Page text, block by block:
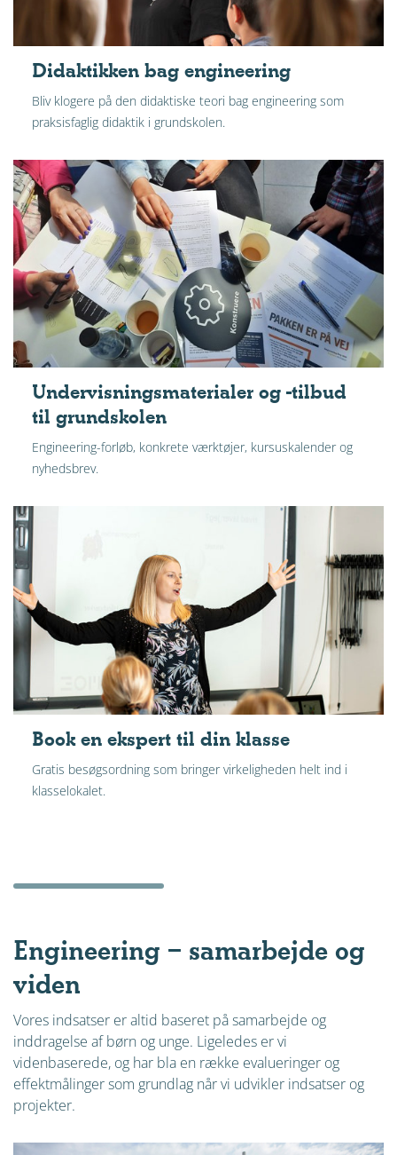
Didaktikken bag engineering
Bliv klogere på den didaktiske teori bag engineering som
praksisfaglig didaktik i grundskolen.
Undervisnings­materialer og -tilbud
til grundskolen
Engineering-forløb, konkrete værktøjer, kursuskalender og
nyhedsbrev.
Book en ekspert til din klasse
Gratis besøgsordning som bringer virkeligheden helt ind i
klasselokalet.
Engineering – samarbejde og
viden
Vores indsatser er altid baseret på samarbejde og
inddragelse af børn og unge. Ligeledes er vi
videnbaserede, og har bla en række evalueringer og
effektmålinger som grundlag når vi udvikler indsatser og
projekter.